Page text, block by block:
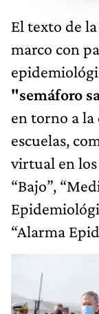
El texto de
marco con
"semáforo
en torno a
escuelas,
virtual en los
“Bajo”,
“Alarma